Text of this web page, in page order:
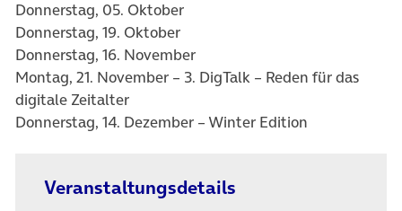
Donnerstag, 05. Oktober
Donnerstag, 19. Oktober
Donnerstag, 16. November
Montag, 21. November – 3. DigTalk – Reden für das
digitale Zeitalter
Donnerstag, 14. Dezember – Winter Edition
Veranstaltungsdetails